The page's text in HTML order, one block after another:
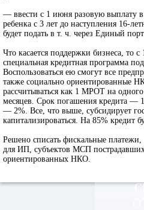
— ввести с 1 июня разовую выплату
ребенка с 3 лет до наступления 16-
будет подать в т. ч. через Единый
Что касается поддержки бизнеса, то
специальная кредитная программа
Воспользоваться ею смогут все
также социально ориентированные
рассчитываться как 1 МРОТ на
месяцев. Срок погашения кредита —
— 2%. Все, что выше, субсидирует
капитализироваться. На 85% кредит
Решено списать фискальные
для ИП, субъектов МСП
ориентированных НКО.